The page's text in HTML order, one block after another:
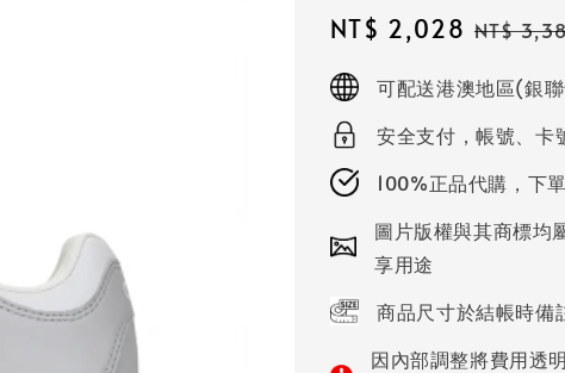
Sale
price
NT$ 2,028 NT$
可配送港澳地區(銀
安全支付，帳號、卡
100%正品代購，下
圖片版權與其商標均
享用途
商品尺寸於結帳時備
因內部調整將費用透